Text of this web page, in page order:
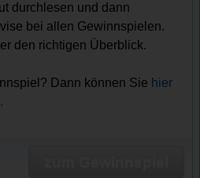
durchlesen und dann
bei allen Gewinnspielen.
den richtigen Überblick.
Dann können Sie hier